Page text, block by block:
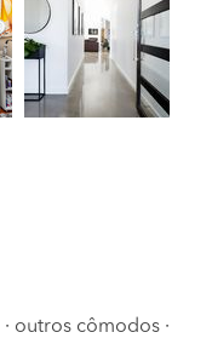
· outros cômodos ·